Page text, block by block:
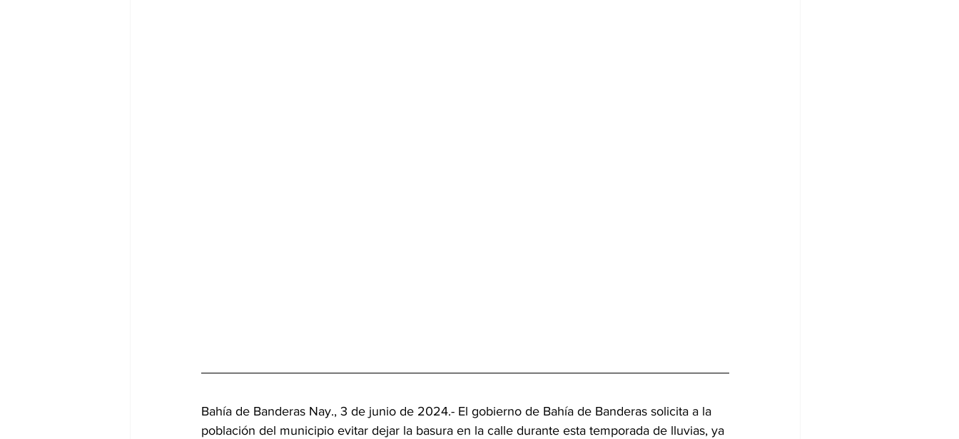
Bahía de Banderas Nay., 3 de junio de 2024.- El gobierno de Bahía de Banderas solicita a la
población del municipio evitar dejar la basura en la calle durante esta temporada de lluvias, ya